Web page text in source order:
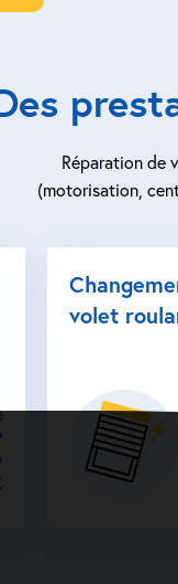
Réparation de
(motorisation,
volet